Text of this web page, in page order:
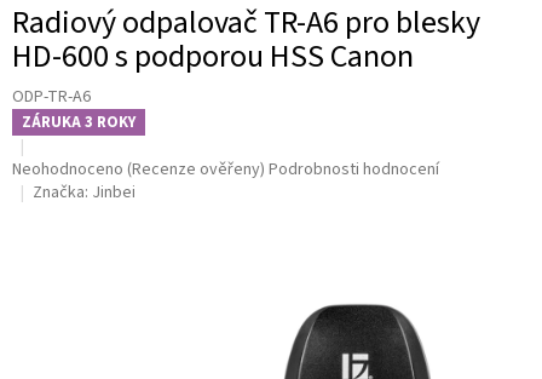
Radiový odpalovač TR-A6 pro blesky
HD-600 s podporou HSS Canon
ODP-TR-A6
ZÁRUKA 3 ROKY
Průměrné
hodnocení
Neohodnoceno (Recenze ověřeny) Podrobnosti hodnocení
Značka: Jinbei